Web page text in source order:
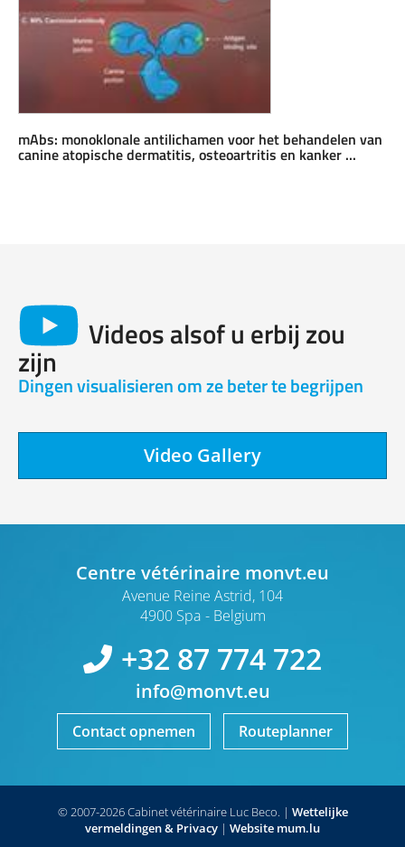
mAbs: monoklonale antilichamen voor het behandelen van
canine atopische dermatitis, osteoartritis en kanker ...
Videos alsof u erbij zou
zijn
Dingen visualisieren om ze beter te begrijpen
Video Gallery
Centre vétérinaire monvt.eu
Avenue Reine Astrid, 104
4900 Spa
Belgium
+32 87 774 722
info@monvt.eu
Contact opnemen Routeplanner
© 2007-2026 Cabinet vétérinaire Luc Beco. | Wettelijke
vermeldingen & Privacy | Website mum.lu